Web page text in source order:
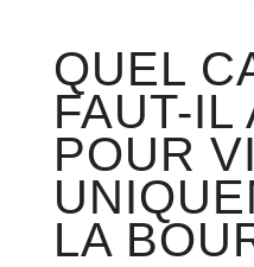
QUEL
FAUT-IL
POUR
LA